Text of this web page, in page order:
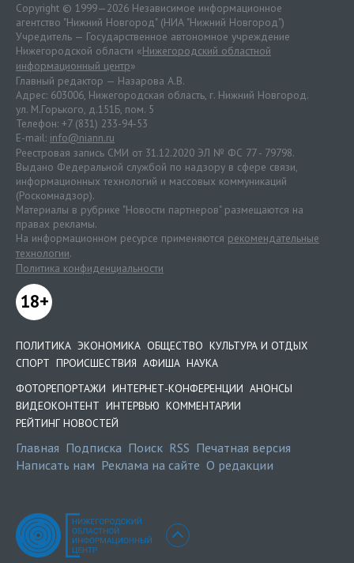
Copyright © 1999—2026 Независимое информационное
агентство "Нижний Новгород" (НИА "Нижний Новгород")
Учредитель — Государственное автономное учреждение
Нижегородской области «Нижегородский областной
информационный центр»
Главный редактор — Назарова А.В.
Адрес: 603006, Нижегородская область, г. Нижний Новгород.
ул. М.Горького, д.151Б, пом. 5
Телефон: +7 (831) 233-94-53
E-mail: info@niann.ru
Реестровая запись СМИ от 31.12.2020 ЭЛ № ФС 77 - 79798.
Выдано Федеральной службой по надзору в сфере связи,
информационных технологий и массовых коммуникаций
(Роскомнадзор).
Материалы в рубрике "Новости партнеров" размещаются на
правах рекламы.
На информационном ресурсе применяются рекомендательные
технологии.
Политика конфиденциальности
18+
ПОЛИТИКА ЭКОНОМИКА ОБЩЕСТВО КУЛЬТУРА И ОТДЫХ
СПОРТ ПРОИСШЕСТВИЯ АФИША НАУКА
ФОТОРЕПОРТАЖИ ИНТЕРНЕТ-КОНФЕРЕНЦИИ АНОНСЫ
ВИДЕОКОНТЕНТ ИНТЕРВЬЮ КОММЕНТАРИИ
РЕЙТИНГ НОВОСТЕЙ
Главная Подписка Поиск RSS Печатная версия
Написать нам Реклама на сайте О редакции